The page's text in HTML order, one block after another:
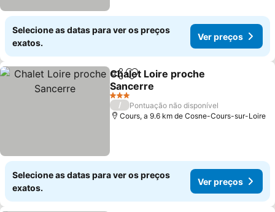
Selecione as datas para ver os preços
exatos.
Ver preços
PartilharAdicionar aos favoritos
Chalet Loire proche
Sancerre
3 Estrelas
/
Pontuação não disponível
Cours, a 9.6 km de Cosne-Cours-sur-Loire
Selecione as datas para ver os preços
exatos.
Ver preços